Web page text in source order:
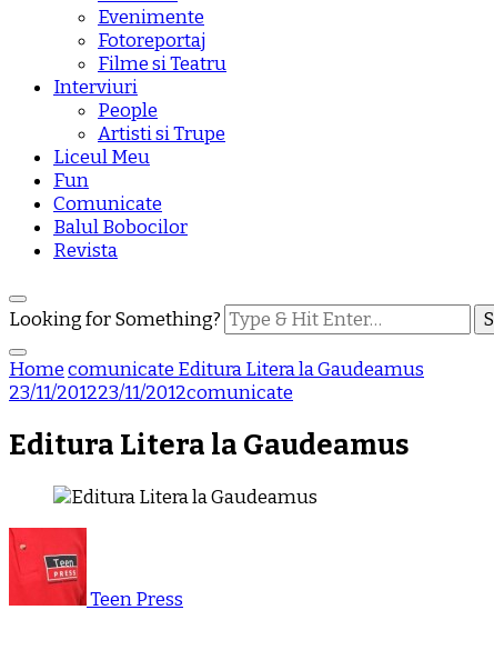
Evenimente
Fotoreportaj
Filme si Teatru
Interviuri
People
Artisti si Trupe
Liceul Meu
Fun
Comunicate
Balul Bobocilor
Revista
Looking for Something?
Homecomunicate Editura Litera la Gaudeamus
23/11/201223/11/2012comunicate
Editura Litera la Gaudeamus
Teen Press